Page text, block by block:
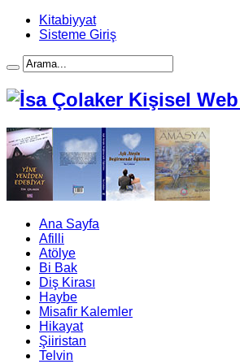
Kitabiyyat
Sisteme Giriş
Ana Sayfa
Afilli
Atölye
Bi Bak
Diş Kirası
Haybe
Misafir Kalemler
Hikayat
Şiiristan
Telvin